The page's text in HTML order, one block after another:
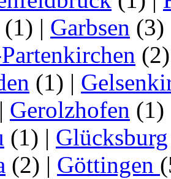
(1) | Garbsen (3)
(1) |
| Gerolzhofen (1)
(1) | Glücksburg
(2) | Göttingen